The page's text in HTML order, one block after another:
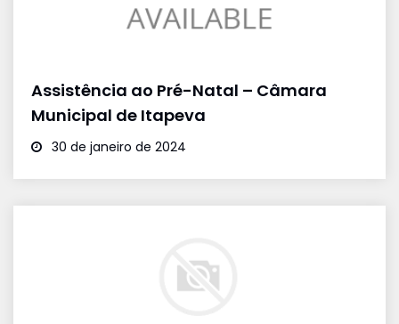
Assistência ao Pré-Natal – Câmara
Municipal de Itapeva
30 de janeiro de 2024